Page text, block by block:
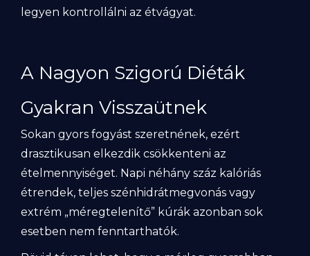
legyen kontrollálni az étvágyat.
A Nagyon Szigorú Diéták
Gyakran Visszaütnek
Sokan gyors fogyást szeretnének, ezért
drasztikusan elkezdik csökkenteni az
ételmennyiséget. Napi néhány száz kalóriás
étrendek, teljes szénhidrátmegvonás vagy
extrém „méregtelenítő” kúrák azonban sok
esetben nem fenntarthatók.